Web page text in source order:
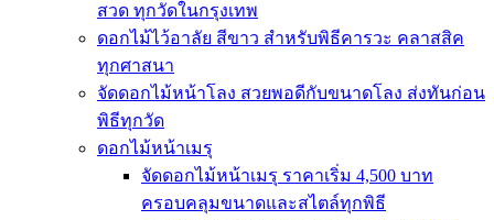
สวด ทุกวัดในกรุงเทพ
ดอกไม้ไว้อาลัย สีขาว สำหรับพิธีคารวะ คลาสสิค
ทุกศาสนา
จัดดอกไม้หน้าโลง สวยพอดีกับขนาดโลง ส่งทันก่อน
พิธีทุกวัด
ดอกไม้หน้าเมรุ
จัดดอกไม้หน้าเมรุ ราคาเริ่ม 4,500 บาท
ครอบคลุมขนาดและสไตล์ทุกพิธี